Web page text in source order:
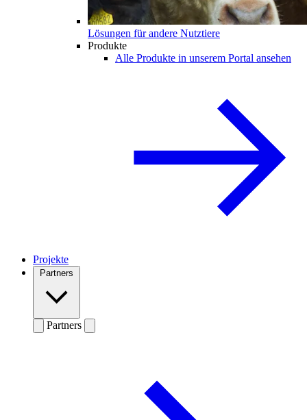
Lösungen für andere Nutztiere
Produkte
Alle Produkte in unserem Portal ansehen
Projekte
Partners
Partners